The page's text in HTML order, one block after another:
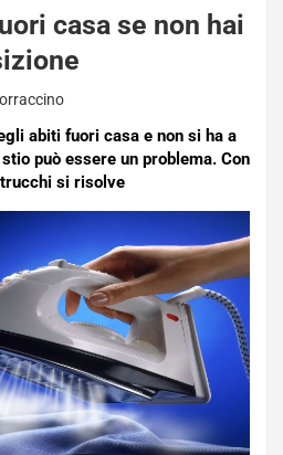
casa se non hai
abiti fuori casa e non si ha a
può essere un problema. Con
si risolve